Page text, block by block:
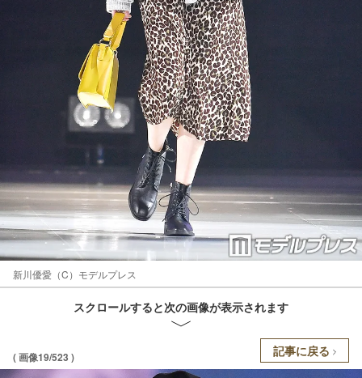
新川優愛（C）モデルプレス
スクロールすると次の画像が表示されます
( 画像19/523 ) 記事に戻る